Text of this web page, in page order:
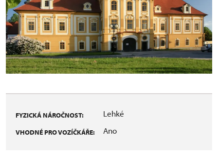
FYZICKÁ NÁROČNOST: Lehké
VHODNÉ PRO VOZÍČKÁŘE: Ano